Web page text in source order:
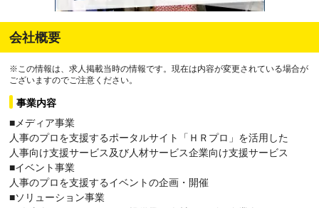
会社概要
※この情報は、求人掲載当時の情報です。現在は内容が変更されている場合が
ございますのでご注意ください。
事業内容
■メディア事業
人事のプロを支援するポータルサイト「ＨＲプロ」を活用した
人事向け支援サービス及び人材サービス企業向け支援サービス
■イベント事業
人事のプロを支援するイベントの企画・開催
■ソリューション事業